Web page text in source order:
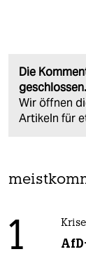
Die
geschlossen.
Wir öffnen
Artikeln für
1